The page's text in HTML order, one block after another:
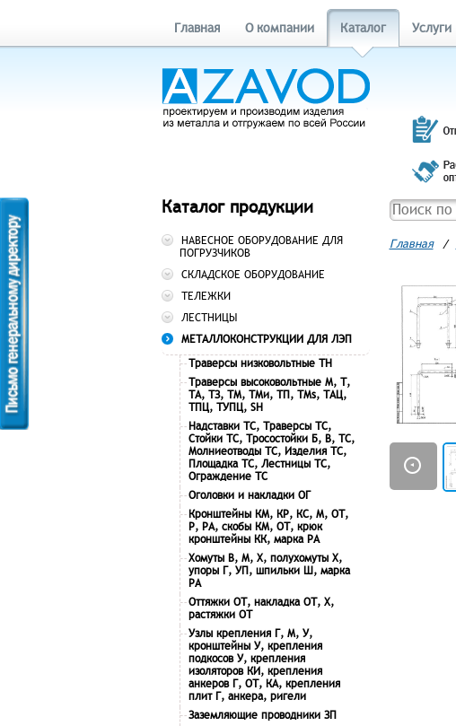
Главная О компании Каталог Услуги
Каталог продукции
НАВЕСНОЕ ОБОРУДОВАНИЕ ДЛЯ
ПОГРУЗЧИКОВ
СКЛАДСКОЕ ОБОРУДОВАНИЕ
ТЕЛЕЖКИ
ЛЕСТНИЦЫ
МЕТАЛЛОКОНСТРУКЦИИ ДЛЯ ЛЭП
Траверсы низковольтные ТН
Траверсы высоковольтные М, Т,
ТА, ТЗ, ТМ, ТМи, ТП, ТМs, ТАЦ,
ТПЦ, ТУПЦ, SH
Надставки ТС, Траверсы ТС,
Стойки ТС, Тросостойки Б, В, ТС,
Молниеотводы ТС, Изделия ТС,
Площадка ТС, Лестницы ТС,
Ограждение ТС
Оголовки и накладки ОГ
Кронштейны КМ, КР, КС, М, ОТ,
Р, РА, скобы КМ, ОТ, крюк
кронштейны КК, марка РА
Хомуты В, М, Х, полухомуты Х,
упоры Г, УП, шпильки Ш, марка
РА
Оттяжки ОТ, накладка ОТ, Х,
растяжки ОТ
Узлы крепления Г, М, У,
кронштейны У, крепления
подкосов У, крепления
изоляторов КИ, крепления
анкеров Г, ОТ, КА, крепления
плит Г, анкера, ригели
Заземляющие проводники ЗП
Главная /